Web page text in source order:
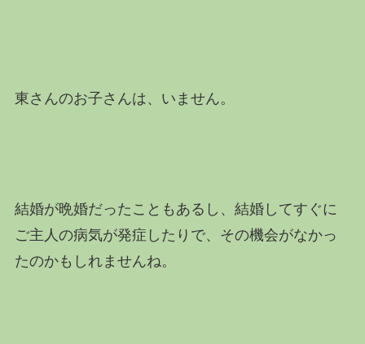
東さんのお子さんは、いません。
結婚が晩婚だったこともあるし、結婚してすぐに
ご主人の病気が発症したりで、その機会がなかっ
たのかもしれませんね。